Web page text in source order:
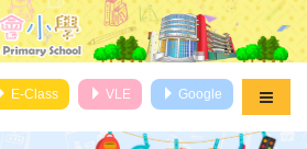
E-Class VLE Google